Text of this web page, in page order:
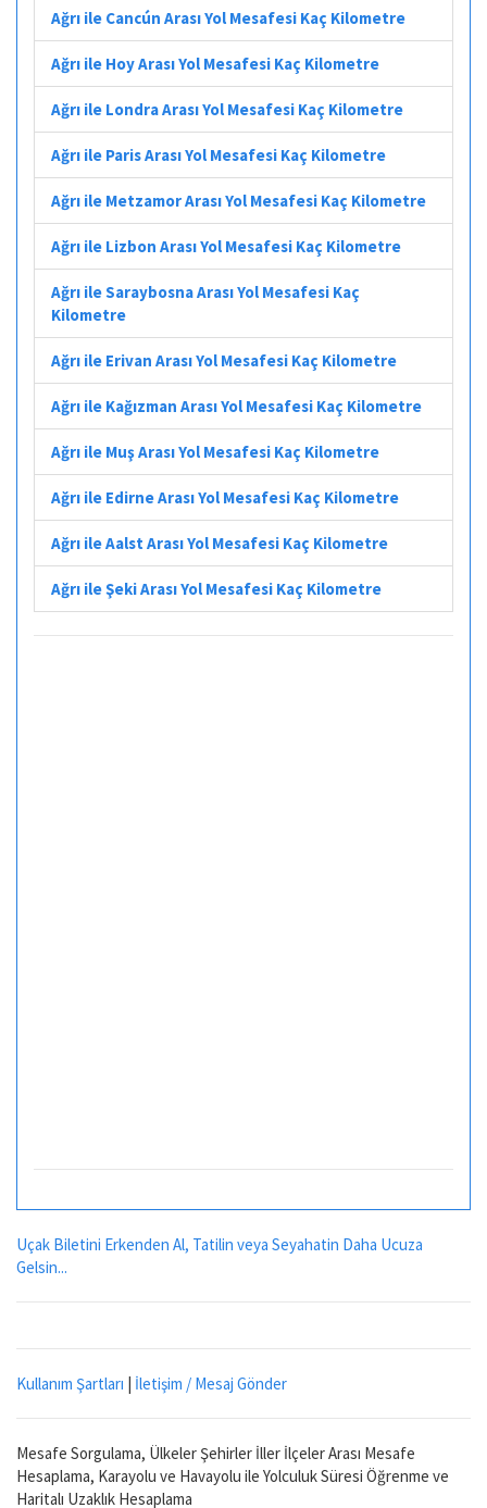
Ağrı ile Cancún Arası Yol Mesafesi Kaç Kilometre
Ağrı ile Hoy Arası Yol Mesafesi Kaç Kilometre
Ağrı ile Londra Arası Yol Mesafesi Kaç Kilometre
Ağrı ile Paris Arası Yol Mesafesi Kaç Kilometre
Ağrı ile Metzamor Arası Yol Mesafesi Kaç Kilometre
Ağrı ile Lizbon Arası Yol Mesafesi Kaç Kilometre
Ağrı ile Saraybosna Arası Yol Mesafesi Kaç
Kilometre
Ağrı ile Erivan Arası Yol Mesafesi Kaç Kilometre
Ağrı ile Kağızman Arası Yol Mesafesi Kaç Kilometre
Ağrı ile Muş Arası Yol Mesafesi Kaç Kilometre
Ağrı ile Edirne Arası Yol Mesafesi Kaç Kilometre
Ağrı ile Aalst Arası Yol Mesafesi Kaç Kilometre
Ağrı ile Şeki Arası Yol Mesafesi Kaç Kilometre
Uçak Biletini Erkenden Al, Tatilin veya Seyahatin Daha Ucuza
Gelsin...
Kullanım Şartları | İletişim / Mesaj Gönder
Mesafe Sorgulama, Ülkeler Şehirler İller İlçeler Arası Mesafe
Hesaplama, Karayolu ve Havayolu ile Yolculuk Süresi Öğrenme ve
Haritalı Uzaklık Hesaplama